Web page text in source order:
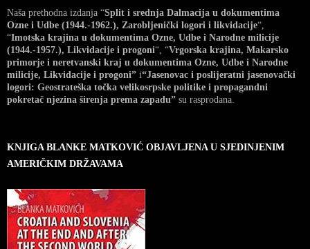
Naša prethodna izdanja “Split i srednja Dalmacija u dokumentima
Ozne i Udbe (1944.-1962.), Zarobljenički logori i likvidacije“,
“Imotska krajina u dokumentima Ozne, Udbe i Narodne milicije
(1944.-1957.), Likvidacije i progoni“, “Vrgorska krajina, Makarsko
primorje i neretvanski kraj u dokumentima Ozne, Udbe i Narodne
milicije, Likvidacije i progoni” i“Jasenovac i poslijeratni jasenovački
logori: Geostrateška točka velikosrpske politike i propagandni
pokretač njezina širenja prema zapadu” su rasprodana.
KNJIGA BLANKE MATKOVIĆ OBJAVLJENA U SJEDINJENIM
AMERIČKIM DRŽAVAMA